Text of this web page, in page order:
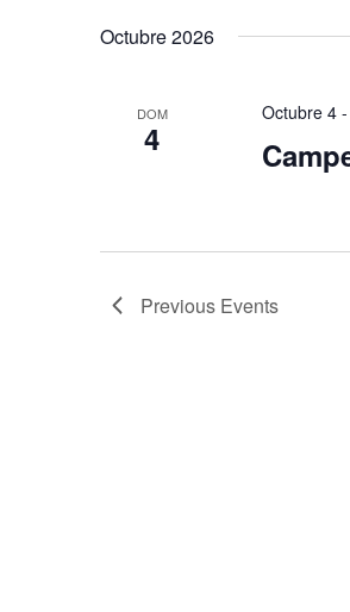
Octubre 2026
DOM
4
Octubre 4-
Previous Events